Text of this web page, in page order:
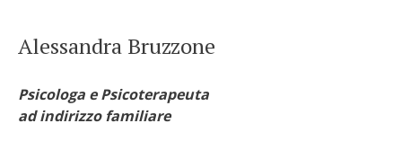
Alessandra Bruzzone
Psicologa e Psicoterapeuta
ad indirizzo familiare